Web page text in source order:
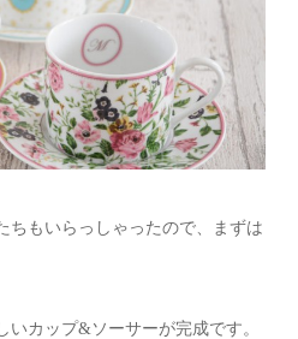
ちもいらっしゃったので、まずは
いカップ&ソーサーが完成です。